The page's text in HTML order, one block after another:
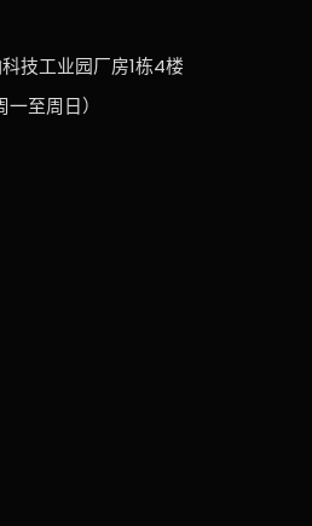
技工业园厂房1栋4楼
至周日）